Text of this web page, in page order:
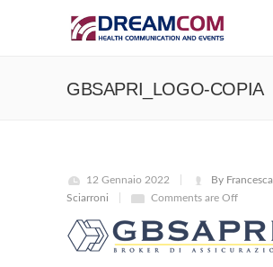
GBSAPRI_LOGO-COPIA
12 Gennaio 2022
By Francesca
Sciarroni
Comments are Off